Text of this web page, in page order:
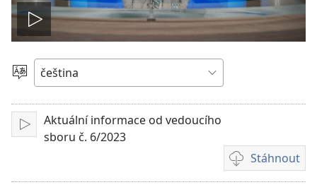
Přehrát
video
Vyberte
jazyk
Přehrát
Aktuální informace od vedoucího
sboru č. 6/2023
Stáhnout
Formáty
videonahrávek